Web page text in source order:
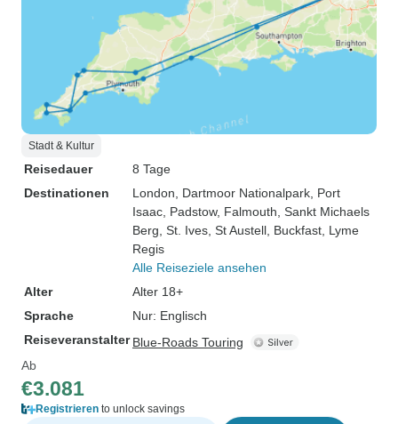
Stadt & Kultur
Reisedauer
8 Tage
Destinationen
London , Dartmoor Nationalpark , Port
Isaac , Padstow, Falmouth , Sankt Michaels
Berg , St. Ives , St Austell , Buckfast , Lyme
Regis
Alle Reiseziele ansehen
Alter
Alter 18+
Sprache
Nur: Englisch
Reiseveranstalter Blue-Roads Touring
Ab
€3.081
Registrieren to unlock savings